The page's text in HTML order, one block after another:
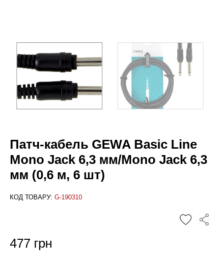
Патч-кабель GEWA Basic Line
Mono Jack 6,3 мм/Mono Jack 6,3
мм (0,6 м, 6 шт)
КОД ТОВАРУ: G-190310
477 грн